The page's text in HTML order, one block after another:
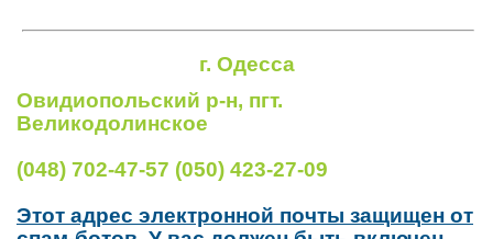
г. Одесса
Овидиопольский р-н, пгт.
Великодолинское
(048) 702-47-57 (050) 423-27-09
Этот адрес электронной почты защищен от